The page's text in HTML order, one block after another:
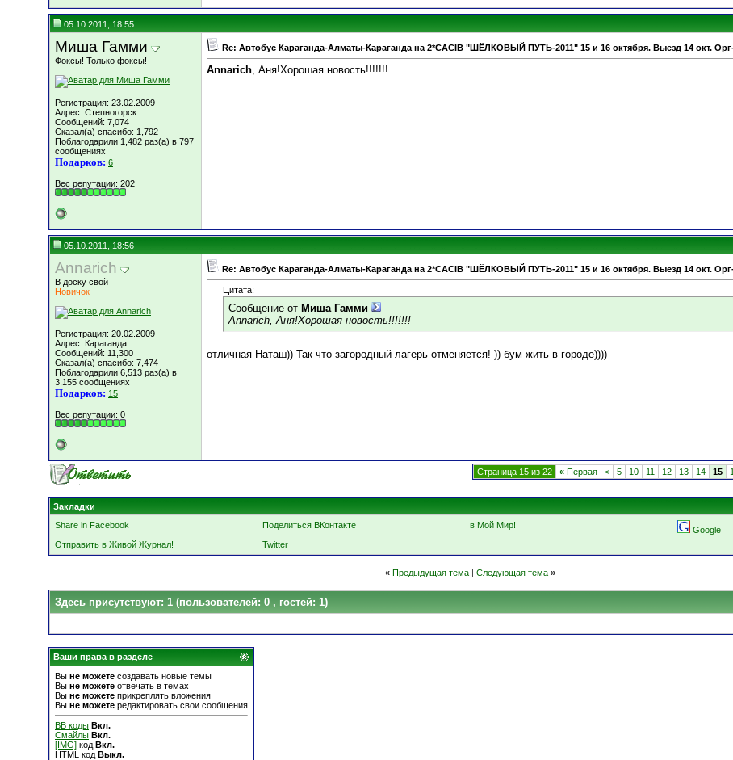
05.10.2011, 18:55
Миша Гамми
Фоксы! Только фоксы!
Регистрация: 23.02.2009
Адрес: Степногорск
Сообщений: 7,074
Сказал(а) спасибо: 1,792
Поблагодарили 1,482 раз(а) в 797
сообщениях
Подарков: 6
Вес репутации: 202
Re: Автобус Караганда-Алматы-Караганда на 2*CACIB "ШЁЛКОВЫЙ ПУТЬ-2011" 15 и 16 октября. Выезд 14 окт.
Annarich, Аня!Хорошая новость!!!!!!!
05.10.2011, 18:56
Annarich
В доску свой
Новичок
Регистрация: 20.02.2009
Адрес: Караганда
Сообщений: 11,300
Сказал(а) спасибо: 7,474
Поблагодарили 6,513 раз(а) в
3,155 сообщениях
Подарков: 15
Вес репутации: 0
Re: Автобус Караганда-Алматы-Караганда на 2*CACIB "ШЁЛКОВЫЙ ПУТЬ-2011" 15 и 16 октября. Выезд 14 окт.
Цитата:
Сообщение от Миша Гамми
Annarich, Аня!Хорошая новость!!!!!!!
отличная Наташ)) Так что загородный лагерь отменяется! )) бум жить в городе))))
Страница 15 из 22 « Первая < 5 10 11 12 13 14 15
Закладки
Share in Facebook
Поделиться ВКонтакте в Мой Мир!
Google
Отправить в Живой Журнал!
Twitter
« Предыдущая тема| Следующая тема »
Здесь присутствуют: 1 (пользователей: 0 , гостей: 1)
Ваши права в разделе
Вы не можете создавать новые темы
Вы не можете отвечать в темах
Вы не можете прикреплять вложения
Вы не можете редактировать свои сообщения
BB коды Вкл.
Смайлы Вкл.
[IMG] код Вкл.
HTML код Выкл.